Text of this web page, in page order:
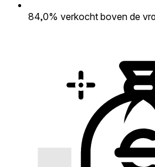
84,0% verkocht boven de